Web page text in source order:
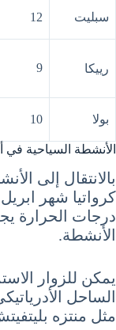
سبليت 12
رييكا 9
بولا 10
الأنشطة السياحية في
بالانتقال إلى
درجات الحرارة
الأنشطة.
يمكن للزوار
الساحل
مثل منتزه